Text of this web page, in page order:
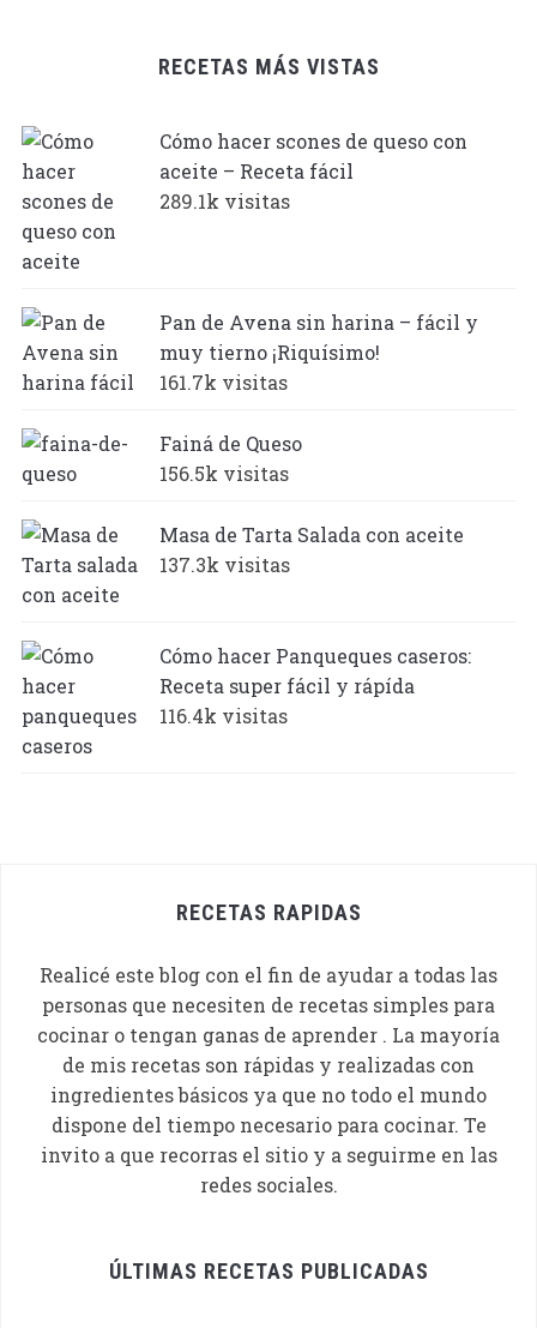
RECETAS MÁS VISTAS
Cómo hacer scones de queso con
aceite – Receta fácil
289.1k visitas
Pan de Avena sin harina – fácil y
muy tierno ¡Riquísimo!
161.7k visitas
Fainá de Queso
156.5k visitas
Masa de Tarta Salada con aceite
137.3k visitas
Cómo hacer Panqueques caseros:
Receta super fácil y rápída
116.4k visitas
RECETAS RAPIDAS
Realicé este blog con el fin de ayudar a todas las
personas que necesiten de recetas simples para
cocinar o tengan ganas de aprender . La mayoría
de mis recetas son rápidas y realizadas con
ingredientes básicos ya que no todo el mundo
dispone del tiempo necesario para cocinar. Te
invito a que recorras el sitio y a seguirme en las
redes sociales.
ÚLTIMAS RECETAS PUBLICADAS